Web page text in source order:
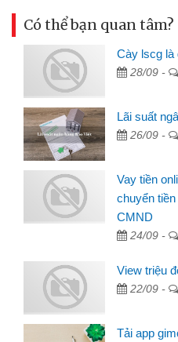
Có thể bạn quan tâm?
Cày lscg là
28/09 -
Lãi suất
26/09 -
Vay tiền
chuyển
CMND
24/09 -
View triệu
22/09 -
Tải app